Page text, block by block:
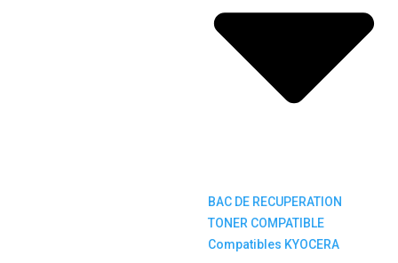
BAC DE RECUPERATION
TONER COMPATIBLE
Compatibles KYOCERA